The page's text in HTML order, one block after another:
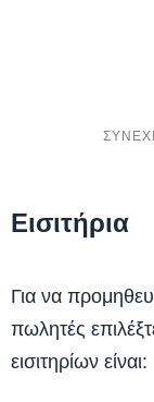
Εισιτήρια
Για να
πωλητές
εισιτηρίων είναι: